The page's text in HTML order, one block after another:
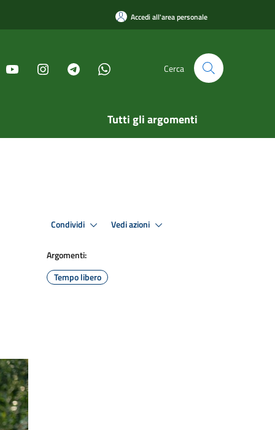
Accedi all'area personale
Cerca
Tutti gli argomenti
Condividi Vedi azioni
Argomenti:
Tempo libero